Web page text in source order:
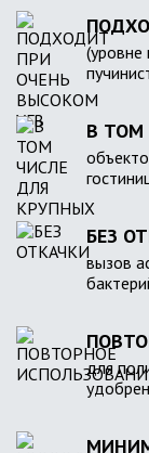
(уровне
В ТОМ
БЕЗ
вызов
для